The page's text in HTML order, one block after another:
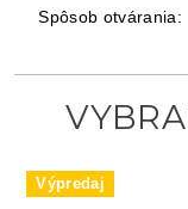
Výpredaj
Spôsob otvárania: